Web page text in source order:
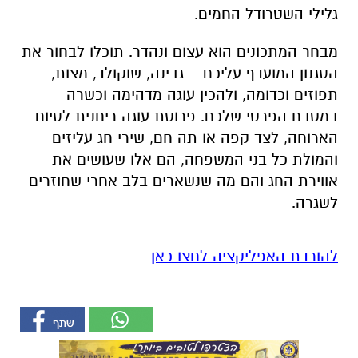
גלילי השטרודל החמים.
מבחר המתכונים הוא עצום ונהדר. תוכלו לבחור את
הסגנון המועדף עליכם – גבינה, שוקולד, מצות,
תפוזים וכדומה, ולהכין עוגה מדהימה וכשרה
במטבח הפרטי שלכם. פרוסת עוגה ריחנית לסיום
הארוחה, לצד קפה או תה חם, שירי חג עליזים
והמולת כל בני המשפחה, הם אלו שעושים את
אווירת החג והם מה שנשארים בלב אחרי שחוזרים
לשגרה.
להורדת האפליקציה לחצו כאן